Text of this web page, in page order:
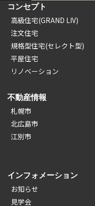
コンセプト
高級住宅(GRAND LIV)
注文住宅
規格型住宅(セレクト型)
平屋住宅
リノベーション
不動産情報
札幌市
北広島市
江別市
インフォメーション
お知らせ
見学会